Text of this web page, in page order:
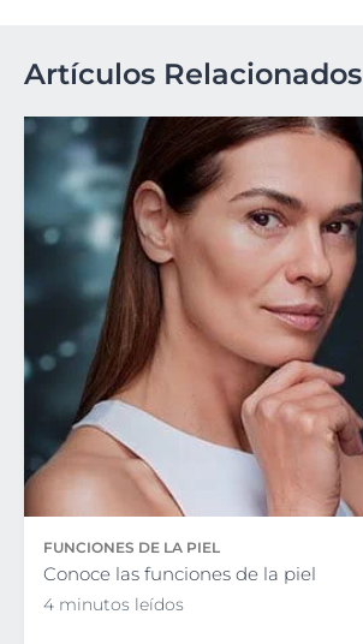
Artículos Relacionados
FUNCIONES DE LA PIEL
Conoce las funciones de la piel
4 minutos leídos